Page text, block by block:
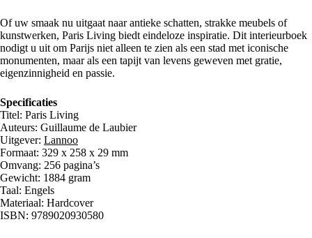
Of uw smaak nu uitgaat naar antieke schatten, strakke meubels of
kunstwerken, Paris Living biedt eindeloze inspiratie. Dit interieurboek
nodigt u uit om Parijs niet alleen te zien als een stad met iconische
monumenten, maar als een tapijt van levens geweven met gratie,
eigenzinnigheid en passie.
Specificaties
Titel: Paris Living
Auteurs: Guillaume de Laubier
Uitgever: Lannoo
Formaat: 329 x 258 x 29 mm
Omvang: 256 pagina’s
Gewicht: 1884 gram
Taal: Engels
Materiaal: Hardcover
ISBN: 9789020930580